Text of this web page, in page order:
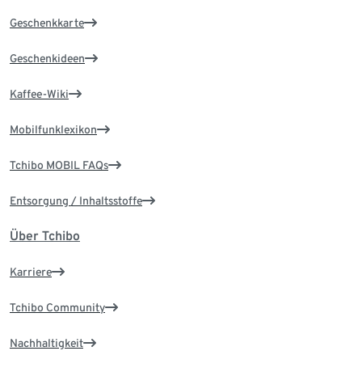
Geschenkkarte
Geschenkideen
Kaffee-Wiki
Mobilfunklexikon
Tchibo MOBIL FAQs
Entsorgung / Inhaltsstoffe
Über Tchibo
Karriere
Tchibo Community
Nachhaltigkeit